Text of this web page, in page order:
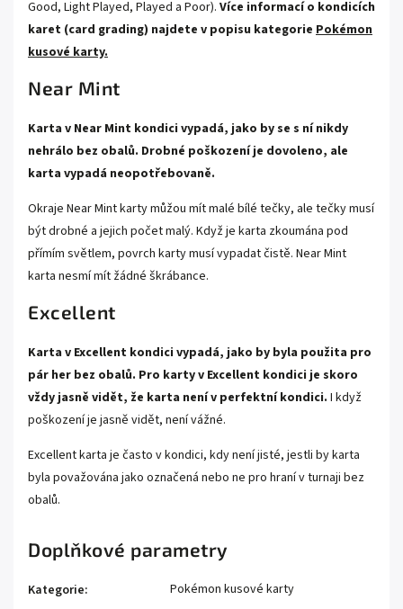
Good, Light Played, Played a Poor). Více informací o kondicích
karet (card grading) najdete v popisu kategorie Pokémon
kusové karty.
Near Mint
Karta v Near Mint kondici vypadá, jako by se s ní nikdy
nehrálo bez obalů. Drobné poškození je dovoleno, ale
karta vypadá neopotřebovaně.
Okraje Near Mint karty můžou mít malé bílé tečky, ale tečky musí
být drobné a jejich počet malý. Když je karta zkoumána pod
přímím světlem, povrch karty musí vypadat čistě. Near Mint
karta nesmí mít žádné škrábance.
Excellent
Karta v Excellent kondici vypadá, jako by byla použita pro
pár her bez obalů. Pro karty v Excellent kondici je skoro
vždy jasně vidět, že karta není v perfektní kondici. I když
poškození je jasně vidět, není vážné.
Excellent karta je často v kondici, kdy není jisté, jestli by karta
byla považována jako označená nebo ne pro hraní v turnaji bez
obalů.
Doplňkové parametry
Kategorie:
Pokémon kusové karty